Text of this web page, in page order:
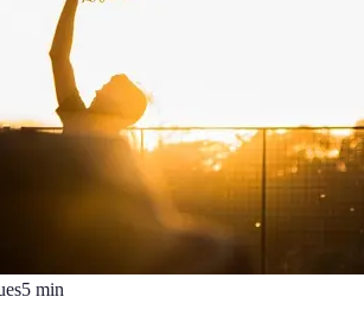
5 min